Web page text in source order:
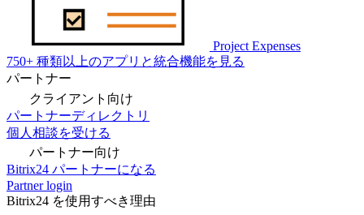
Project Expenses
750+ 種類以上のアプリと統合機能を見る
パートナー
クライアント向け
パートナーディレクトリ
個人相談を受ける
パートナー向け
Bitrix24 パートナーになる
Partner login
Bitrix24 を使用すべき理由